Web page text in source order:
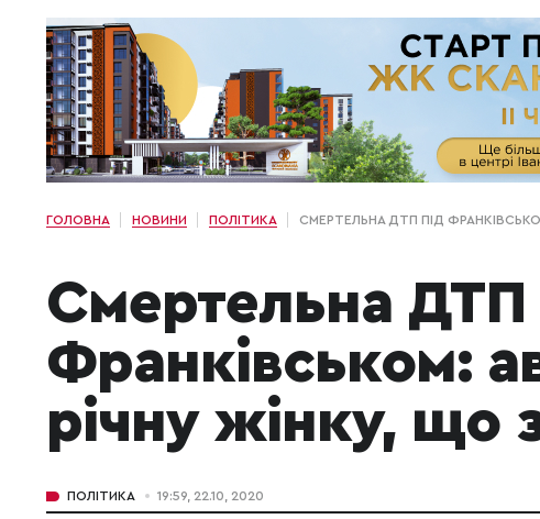
ГОЛОВНА НОВИНИ ПОЛІТИКА СМЕРТЕЛЬНА ДТП ПІД
Смертельна ДТП
Франківськом:
річну жінку, що
ПОЛІТИКА 19:59, 22.10, 2020